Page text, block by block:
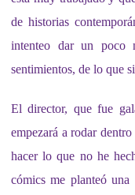
de historias
intenteo dar un poco
sentimientos, de lo que
El director, quefue
empezará a rodar
hacer lo que no he
cómics me planteó